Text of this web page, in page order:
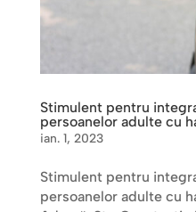
Stimulent pentru
persoanelor adulte cu
ian. 1, 2023
Stimulent pentru
persoanelor adulte cu